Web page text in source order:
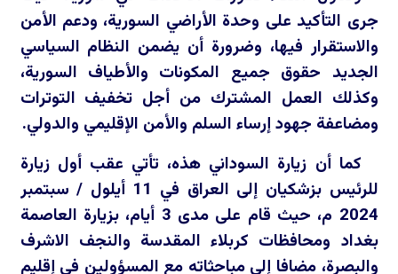
جرى التأكيد على وحدة الأراضي السورية، ودعم الأمن
والاستقرار فيها، وضرورة أن يضمن النظام السياسي
الجديد حقوق جميع المكونات والأطياف السورية،
وكذلك العمل المشترك من أجل تخفيف التوترات
ومضاعفة جهود إرساء السلم والأمن الإقليمي والدولي.
كما أن زيارة السوداني هذه، تأتي عقب أول زيارة
للرئيس بزشكيان إلى العراق في 11 أيلول / سبتمبر
2024 م، حيث قام على مدى 3 أيام، بزيارة العاصمة
بغداد ومحافظات كربلاء المقدسة والنجف الاشرف
والبصرة، مضافا إلى مباحثاته مع المسؤولين في إقليم